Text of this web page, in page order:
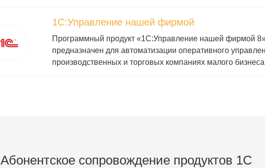
1С:Управление нашей фирмой
Программный продукт «1С:Управление нашей фирмой
предназначен для автоматизации оперативного
производственных и торговых компаниях малого
Абонентское сопровождение продуктов 1C